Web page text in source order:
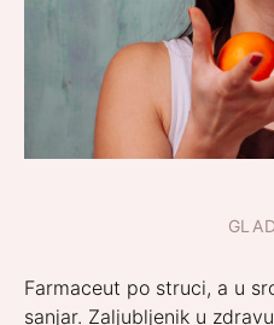
Farmaceut po struci, a u
sanjar. Zaljubljenik u